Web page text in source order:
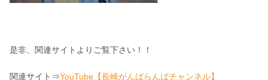
是非、関連サイトよりご覧下さい！！
関連サイト⇒YouTube【長崎がんばらんばチャンネル】